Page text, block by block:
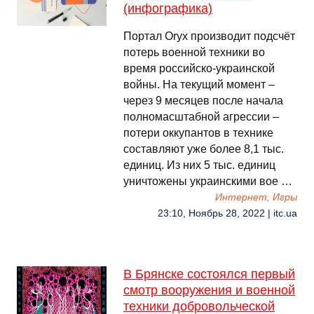
(инфографика)
Портал Oryx производит подсчёт
потерь военной техники во
время российско-украинской
войны. На текущий момент –
через 9 месяцев после начала
полномасштабной агрессии –
потери оккупантов в технике
составляют уже более 8,1 тыс.
единиц. Из них 5 тыс. единиц
уничтожены украинскими вое …
Интернет, Игры
23:10, Ноябрь 28, 2022 | itc.ua
В Брянске состоялся первый
смотр вооружения и военной
техники добровольческой